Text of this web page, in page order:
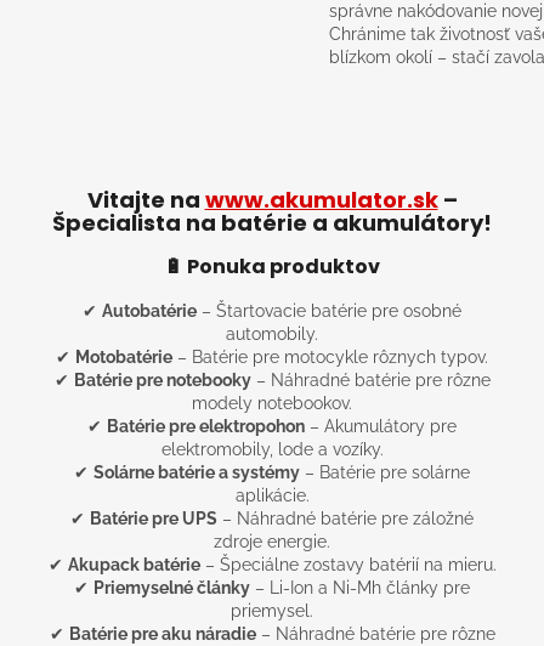
správne nakódovanie
Chránime tak životnosť
blízkom okolí – stačí
Vitajte na www.akumulator.sk–
Špecialista na batérie a akumulátory!
🔋 Ponuka produktov
✔ Autobatérie – Štartovacie batérie pre osobné
automobily.
✔ Motobatérie – Batérie pre motocykle rôznych typov.
✔ Batérie pre notebooky– Náhradné batérie pre rôzne
modely notebookov.
✔ Batérie pre elektropohon – Akumulátory pre
elektromobily, lode a vozíky.
✔ Solárne batérie a systémy – Batérie pre solárne
aplikácie.
✔ Batérie pre UPS – Náhradné batérie pre záložné
zdroje energie.
✔ Akupack batérie– Špeciálne zostavy batérií na mieru.
✔ Priemyselné články – Li-Ion a Ni-Mh články pre
priemysel.
✔ Batérie pre aku náradie– Náhradné batérie pre rôzne